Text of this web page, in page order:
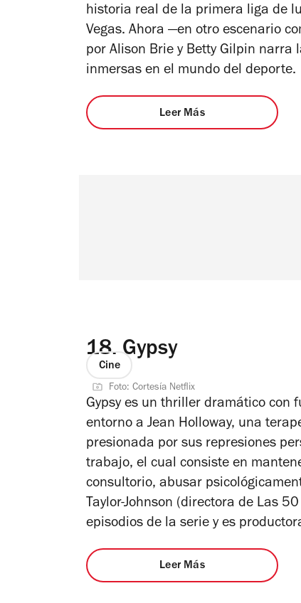
historia real de la primera liga de
Vegas. Ahora —en otro escenario
por Alison Brie y Betty Gilpin narra
inmersas en el mundo del deporte.
Leer Más
18. Gypsy
Cine
Foto: Cortesía Netflix
Gypsyes un thriller dramático con
entorno a Jean Holloway, una
presionada por sus represiones
trabajo, el cual consiste en
consultorio, abusar
Taylor-Johnson (directora de Las 50
episodios de la serie y es
Leer Más